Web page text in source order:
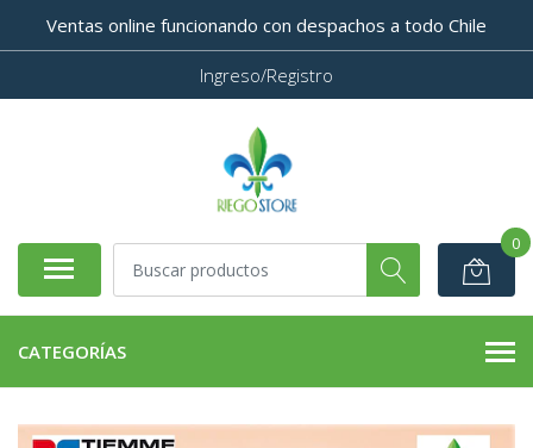
Ventas online funcionando con despachos a todo Chile
Ingreso/Registro
0
CATEGORÍAS